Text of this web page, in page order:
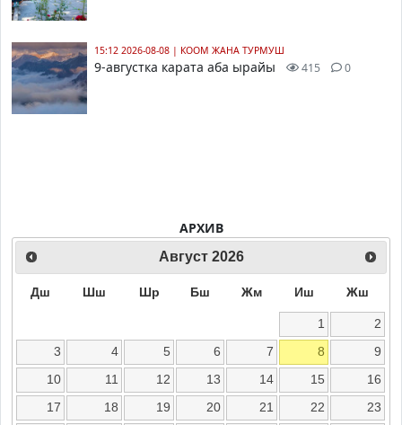
15:12 2026-08-08 | КООМ ЖАНА ТУРМУШ
9-августка карата аба ырайы 415 0
АРХИВ
Август 2026
Дш Шш Шр Бш Жм Иш Жш
1
2
3
4 5 6 7 8
9
10
11 12 13 14 15
16
17
18 19 20 21 22
23